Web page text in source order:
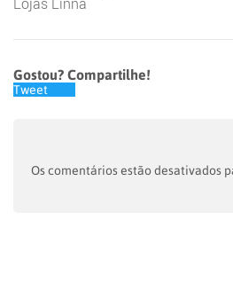
Lojas Linna
Gostou? Compartilhe!
Tweet
Os comentários estão desativados